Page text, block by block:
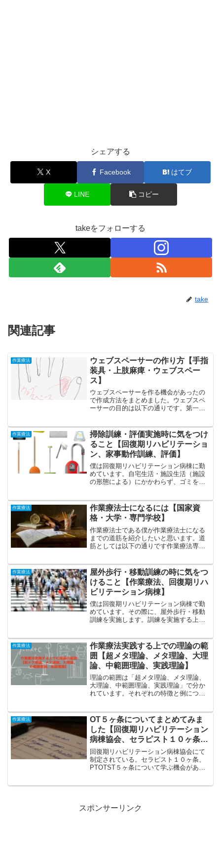
シェアする
X Facebook はてブ
LINE コピー
takeをフォローする
take
関連記事
作業療法
ウェブスペーサーの作り方【手指
装具・上肢麻痺・ウェブスペー
ス】
ウェブスペーサーを作る機会があったの
で作成方法をまとめました。ウェブスペ
ーサーの目的は以下の通りです。第一指
する母指の動きの制限は少ないことが特
徴対象疾患脳卒中片麻...
作業療法
掃除訓練・評価実施時に気をつけ
ること【回復期リハビリテーショ
ン、家事動作訓練、評価】
僕は回復期リハビリテーション病棟に勤
めています。自宅生活・施設生活（施設
の形態による）にかかわらず、ゴミを片
ります。そのため、掃除訓練・評価を実
施するため、気をつけてい...
作業療法
作業療法士になるには【国家資
格・大学・専門学校】
作業療法士である僕が作業療法士になる
までの道筋を紹介したいと思います。道
筋としては以下の通りです作業療法専門
家試験を受けて合格する就職する作業療
法士になりたいと思ってい...
作業療法
屋外歩行・移動訓練の時に気をつ
けること【作業療法、回復期リハ
ビリテーション病棟】
僕は回復期リハビリテーション病棟で勤
めています。その際に、屋外歩行・移動
訓練を実施します。訓練を実施する上で
になぜ屋外歩行が必要なのか確認歩行す
る目的・方法・環境を確認...
作業療法
作業療法実践する上での理論の範
囲【超メタ理論、メタ理論、大理
論、中範囲理論、実践理論】
理論の範囲は「超メタ理論、メタ理論、
大理論、中範囲理論、実践理論」で分か
れています。それぞれの特徴と例につい
うメリットとしては以下の通りです。 作
業療法士自身の思考が整...
作業療法
OT５ヶ条についてまとめてみま
した【回復期リハビリテーション
病棟協会、セラピスト１０ヶ条、
PTOTST５ヶ条】
回復期リハビリテーション病棟協会にて
制定されている。セラピスト１０ヶ条、
PTOTST５ヶ条について学ぶ機会があり
スポンサーリンク